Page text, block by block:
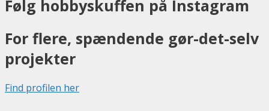
Følg hobbyskuffen på Instagram
For flere, spændende gør-det-selv
projekter
Find profilen her